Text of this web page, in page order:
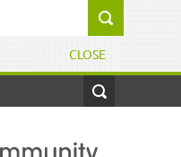
CLOSE